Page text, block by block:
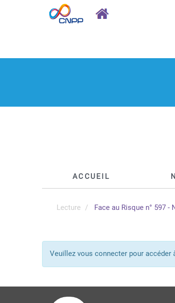
ACCUEIL
Lecture Face au Risque n° 597 -
Veuillez vous connecter pour